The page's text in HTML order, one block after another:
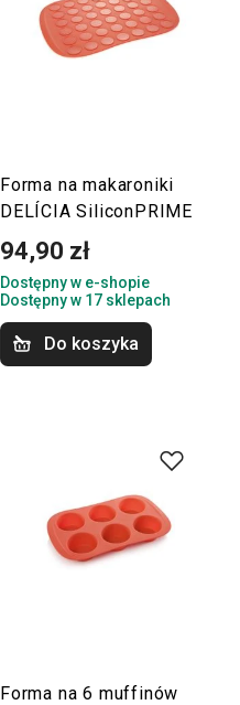
Forma na makaroniki
DELÍCIA SiliconPRIME
94,90 zł
Dostępny w e-shopie
Dostępny w 17 sklepach
Do koszyka
Forma na 6 muffinów